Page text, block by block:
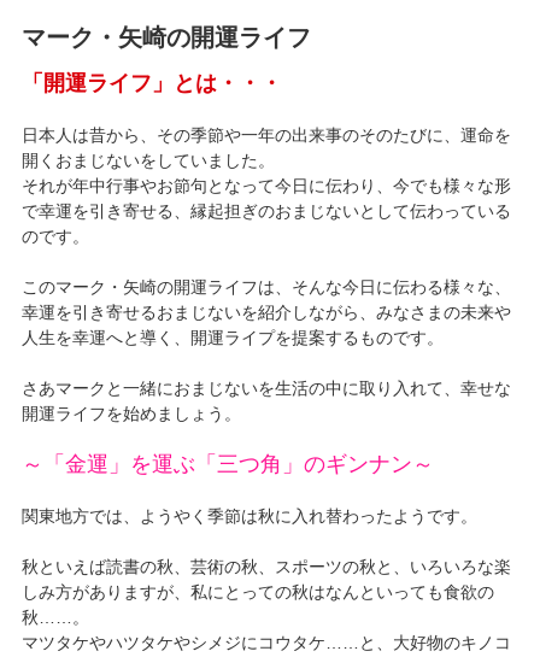
マーク・矢崎の開運ライフ
「開運ライフ」とは・・・
日本人は昔から、その季節や一年の出来事のそのたびに、運命を
開くおまじないをしていました。
それが年中行事やお節句となって今日に伝わり、今でも様々な形
で幸運を引き寄せる、縁起担ぎのおまじないとして伝わっている
のです。
このマーク・矢崎の開運ライフは、そんな今日に伝わる様々な、
幸運を引き寄せるおまじないを紹介しながら、みなさまの未来や
人生を幸運へと導く、開運ライプを提案するものです。
さあマークと一緒におまじないを生活の中に取り入れて、幸せな
開運ライフを始めましょう。
～「金運」を運ぶ「三つ角」のギンナン～
関東地方では、ようやく季節は秋に入れ替わったようです。
秋といえば読書の秋、芸術の秋、スポーツの秋と、いろいろな楽
しみ方がありますが、私にとっての秋はなんといっても食欲の
秋……。
マツタケやハツタケやシメジにコウタケ……と、大好物のキノコ